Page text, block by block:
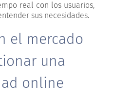
real con los usuarios,
sus necesidades.
el mercado
una
online